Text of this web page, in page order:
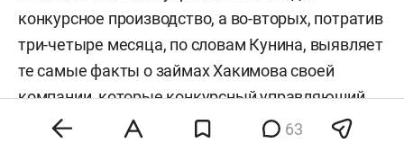
конкурсное производство, а во-вторых, потратив
три-четыре месяца, по словам Кунина, выявляет
те самые факты о займах Хакимова своей
компании, которые конкурсный управляющий
трактует как финансовые махинации.
63